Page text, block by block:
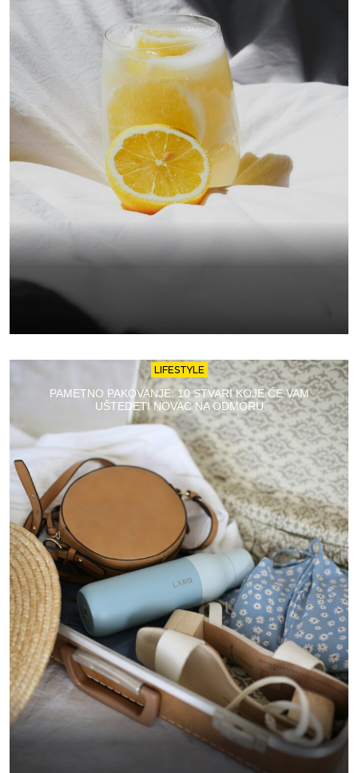
LIFESTYLE
PAMETNO PAKOVANJE: 10 STVARI KOJE ĆE VAM
UŠTEDETI NOVAC NA ODMORU